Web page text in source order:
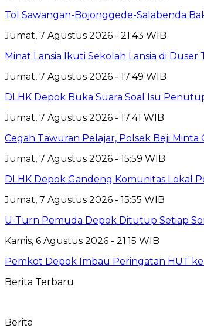
Tol Sawangan-Bojonggede-Salabenda
Jumat, 7 Agustus 2026 - 21:43 WIB
Minat Lansia Ikuti Sekolah Lansia di Duser
Jumat, 7 Agustus 2026 - 17:49 WIB
DLHK Depok Buka Suara Soal Isu
Jumat, 7 Agustus 2026 - 17:41 WIB
Cegah Tawuran Pelajar, Polsek Beji
Jumat, 7 Agustus 2026 - 15:59 WIB
DLHK Depok Gandeng Komunitas Lokal
Jumat, 7 Agustus 2026 - 15:55 WIB
U-Turn Pemuda Depok Ditutup Setiap
Kamis, 6 Agustus 2026 - 21:15 WIB
Pemkot Depok Imbau Peringatan HUT
Berita Terbaru
Berita